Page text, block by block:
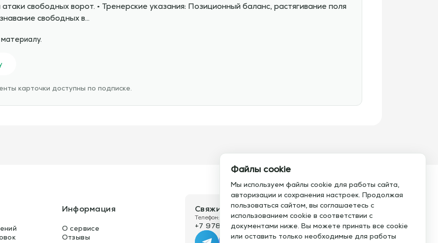
свободных ворот. • Тренерские указания: Позиционный баланс, растягивание поля
свободных в…
карточки доступны по подписке.
Информация
О сервисе
Отзывы
Свяжитесь с нами
Телефон:
+7 978 793 21 93
Электронная почта:
info@assistent-trenera.ru
Файлы cookie
Мы используем файлы cookie для работы сайта,
авторизации и сохранения настроек. Продолжая
пользоваться сайтом, вы соглашаетесь с
использованием cookie в соответствии с
документами ниже. Вы можете принять все cookie
или оставить только необходимые для работы